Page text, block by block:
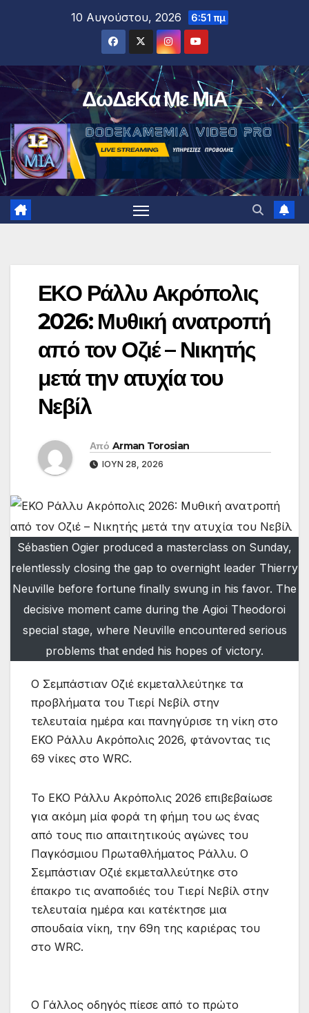
10 Αυγούστου, 2026 6:51 πμ
ΔωΔεΚα Με ΜιΑ
ΕΚΟ Ράλλυ Ακρόπολις
2026: Μυθική ανατροπή
από τον Οζιέ – Νικητής
μετά την ατυχία του
Νεβίλ
Από Arman Torosian
ΙΟΎΝ 28, 2026
Sébastien Ogier produced a masterclass on Sunday,
relentlessly closing the gap to overnight leader Thierry
Neuville before fortune finally swung in his favor. The
decisive moment came during the Agioi Theodoroi
special stage, where Neuville encountered serious
problems that ended his hopes of victory.
Ο Σεμπάστιαν Οζιέ εκμεταλλεύτηκε τα
προβλήματα του Τιερί Νεβίλ στην
τελευταία ημέρα και πανηγύρισε τη νίκη στο
ΕΚΟ Ράλλυ Ακρόπολις 2026, φτάνοντας τις
69 νίκες στο WRC.
Το ΕΚΟ Ράλλυ Ακρόπολις 2026 επιβεβαίωσε
για ακόμη μία φορά τη φήμη του ως ένας
από τους πιο απαιτητικούς αγώνες του
Παγκόσμιου Πρωταθλήματος Ράλλυ. Ο
Σεμπάστιαν Οζιέ εκμεταλλεύτηκε στο
έπακρο τις αναποδιές του Τιερί Νεβίλ στην
τελευταία ημέρα και κατέκτησε μια
σπουδαία νίκη, την 69η της καριέρας του
στο WRC.
Ο Γάλλος οδηγός πίεσε από το πρώτο